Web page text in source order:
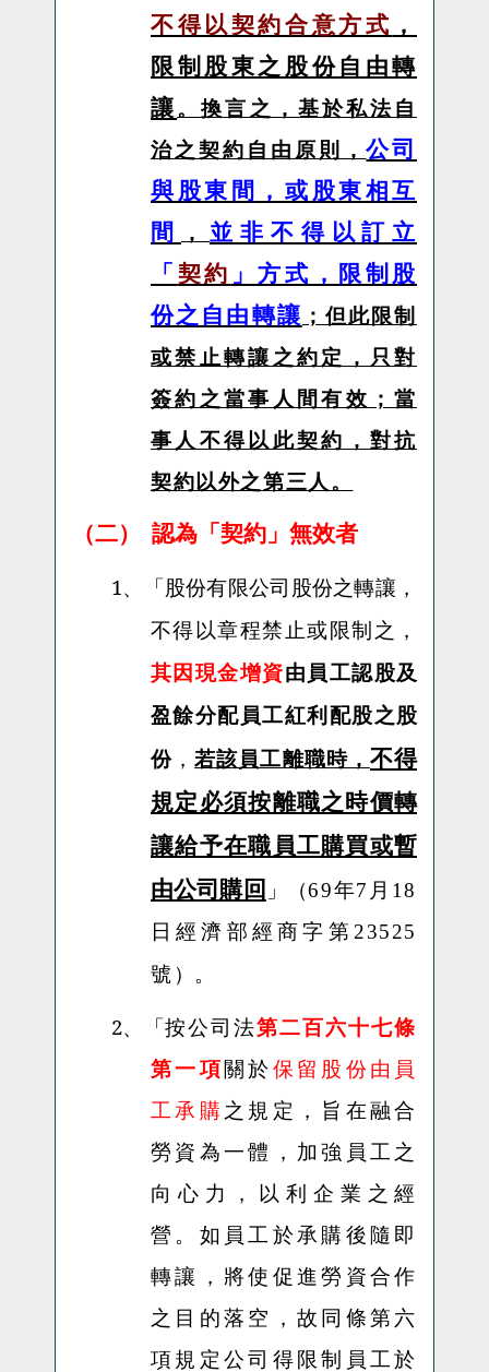
不得以契約合意方式 ，
限制股東之股份自由轉
讓 。換言之，基於私法自
治之契約自由原則，公司
與股東間，或股東相互
間
， 並非不得以訂立
「 契約 」方式，限制股
份之自由轉讓 ；但此限制
或禁止轉讓之約定，只對
簽約之當事人間有效；當
事人不得以此契約，對抗
契約以外之第三人。
（二） 認為「契約」無效者
1、「股份有限公司股份之轉讓，
不得以章程禁止或限制之，
其因現金增資由員工認股及
盈餘分配員工紅利配股之股
份 ，若該員工離職時， 不得
規定必須按離職之時價轉
讓給予在職員工購買或暫
由公司購回 」（69年7 月 18
日經濟部經商字第 23525
號 ）。
2、「按公司法第二百六十七條
第一項 關於保留股份由員
工承購 之規定，旨在融合
勞資為一體，加強員工之
向心力，以利企業之經
營。如員工於承購後隨即
轉讓，將使促進勞資合作
之目的落空，故同條第六
項規定公司得限制員工於